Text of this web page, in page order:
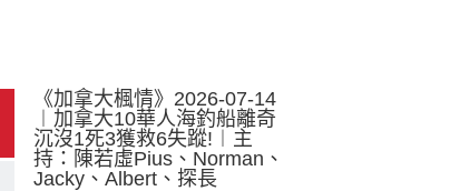
《加拿大楓情》2026-07-14
︱加拿大10華人海釣船離奇
沉沒1死3獲救6失蹤!︱主
持：陳若虛Pius、Norman、
Jacky、Albert、探長